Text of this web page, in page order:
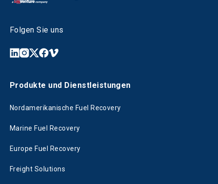
Folgen Sie uns
Produkte und Dienstleistungen
Nordamerikanische Fuel Recovery
Marine Fuel Recovery
Europe Fuel Recovery
Freight Solutions